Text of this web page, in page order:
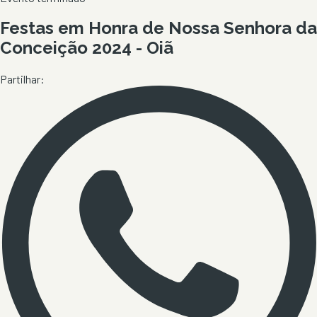
Festas em Honra de Nossa Senhora da
Conceição 2024 - Oiã
Partilhar: